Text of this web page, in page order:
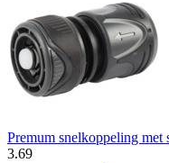
Premum snelkoppeling met
3.69